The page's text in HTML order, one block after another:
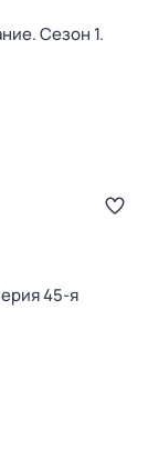
. Сезон 1.
45-я